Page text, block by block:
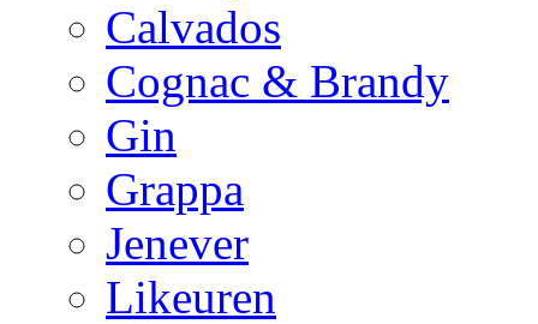
Calvados
Cognac & Brandy
Gin
Grappa
Jenever
Likeuren